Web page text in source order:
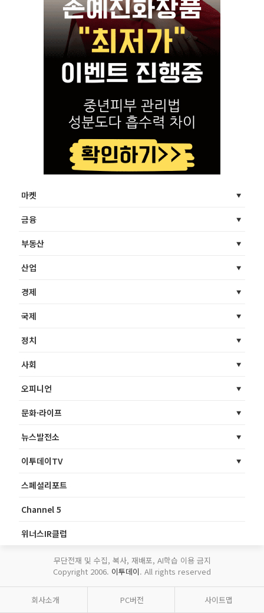
마켓
금융
부동산
산업
경제
국제
정치
사회
오피니언
문화·라이프
뉴스발전소
이투데이TV
스페셜리포트
Channel 5
위너스IR클럽
무단전재 및 수집, 복사, 재배포, AI학습 이용 금지
Copyright 2006. 이투데이. All rights reserved
회사소개 PC버전 사이트맵